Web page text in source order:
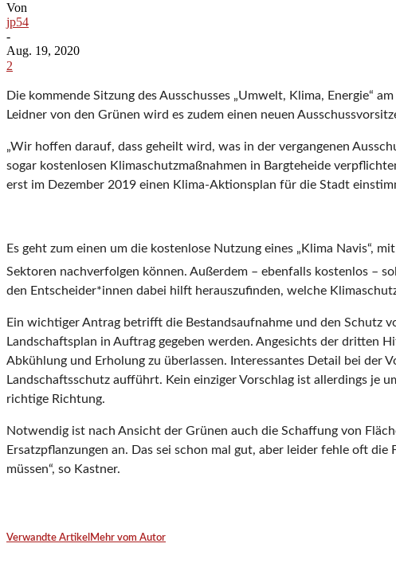
Von
jp54
-
Aug. 19, 2020
2
Die kommende Sitzung des Ausschusses „Umwelt, Klima, Energie“
Leidner von den Grünen wird es zudem einen neuen
„Wir hoffen darauf, dass geheilt wird, was in der vergangenen
sogar kostenlosen Klimaschutzmaßnahmen in Bargteheide
erst im Dezember 2019 einen Klima-Aktionsplan für die Stadt
Es geht zum einen um die kostenlose Nutzung eines „Klima Navis“,
Sektoren nachverfolgen können. Außerdem – ebenfalls kostenlos –
den Entscheider*innen dabei hilft herauszufinden, welche
Ein wichtiger Antrag betrifft die Bestandsaufnahme und den Schutz
Landschaftsplan in Auftrag gegeben werden. Angesichts der dritten
Abkühlung und Erholung zu überlassen. Interessantes Detail bei der
Landschaftsschutz aufführt. Kein einziger Vorschlag ist allerdings je
richtige Richtung.
Notwendig ist nach Ansicht der Grünen auch die Schaffung von
Ersatzpflanzungen an. Das sei schon mal gut, aber leider fehle oft
müssen“, so Kastner.
Verwandte Artikel Mehr vom Autor